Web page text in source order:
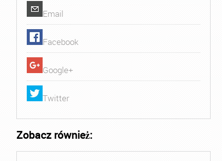
Email
Facebook
Google+
Twitter
Zobacz również: